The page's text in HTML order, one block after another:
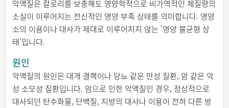
악액질은 칼로리를 보충해도 영양학적으로 비가역적인 체질량의
소실이 이루어지는 전신적인 영양 부족 상태를 의미합니다. 영양
소의 이용이나 대사가 제대로 이루어지지 않는 '영양 불균형 상
태'입니다.
원인
악액질의 원인은 대개 결핵이나 당뇨 같은 만성 질환, 암 같은 악
성 소모성 질환입니다. 암으로 인한 악액질인 경우, 정상적으로
대사되던 탄수화물, 단백질, 지방의 대사나 이용이 전혀 다른 방